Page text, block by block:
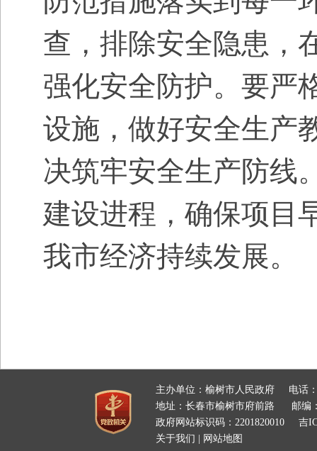
查，排除安全隐患，
强化安全防护。要严
设施，做好安全生产
决筑牢安全生产防线
建设进程，确保项目
我市经济持续发展。
主办单位：榆树市人民政府
电话
地址：长春市榆树市府前路
邮编
政府网站标识码：2201820010
吉
关于我们
网站地图